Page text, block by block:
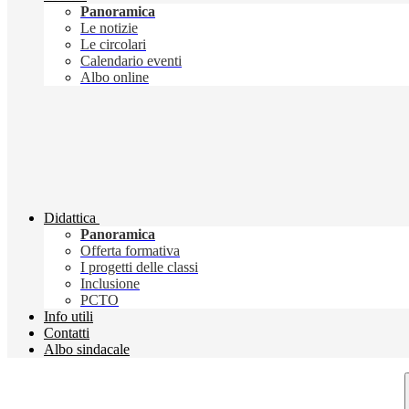
Panoramica
Le notizie
Le circolari
Calendario eventi
Albo online
Didattica
Panoramica
Offerta formativa
I progetti delle classi
Inclusione
PCTO
Info utili
Contatti
Albo sindacale